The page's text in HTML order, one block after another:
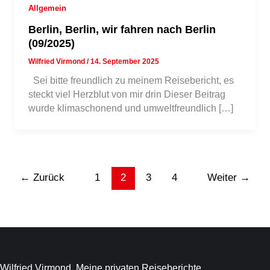
Allgemein
Berlin, Berlin, wir fahren nach Berlin
(09/2025)
Wilfried Virmond/14. September 2025
Sei bitte freundlich zu meinem Reisebericht, es
steckt viel Herzblut von mir drin Dieser Beitrag
wurde klimaschonend und umweltfreundlich […]
← Zurück 1 2 3 4 Weiter →